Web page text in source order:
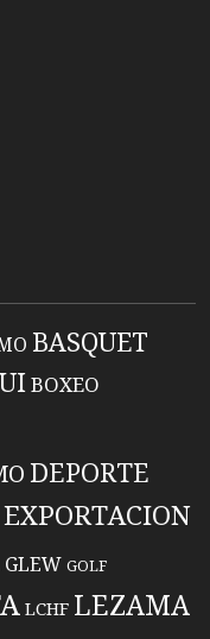
BASQUET
BOXEO
DEPORTE
EXPORTACION
GLEW GOLF
LCHF LEZAMA